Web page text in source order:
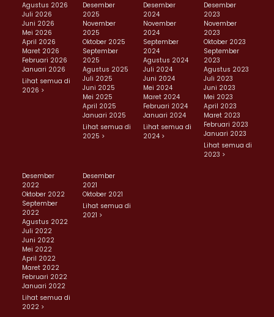
Agustus 2026
Juli 2026
Juni 2026
Mei 2026
April 2026
Maret 2026
Februari 2026
Januari 2026
Lihat semua di
2026 >
Desember
2025
November
2025
Oktober 2025
September
2025
Agustus 2025
Juli 2025
Juni 2025
Mei 2025
April 2025
Januari 2025
Lihat semua di
2025 >
Desember
2024
November
2024
September
2024
Agustus 2024
Juli 2024
Juni 2024
Mei 2024
Maret 2024
Februari 2024
Januari 2024
Lihat semua di
2024 >
Desember
2023
November
2023
Oktober 2023
September
2023
Agustus 2023
Juli 2023
Juni 2023
Mei 2023
April 2023
Maret 2023
Februari 2023
Januari 2023
Lihat semua di
2023 >
Desember
2022
Oktober 2022
September
2022
Agustus 2022
Juli 2022
Juni 2022
Mei 2022
April 2022
Maret 2022
Februari 2022
Januari 2022
Lihat semua di
2022 >
Desember
2021
Oktober 2021
Lihat semua di
2021 >